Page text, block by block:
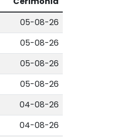
05-08-26
05-08-26
05-08-26
05-08-26
04-08-26
04-08-26